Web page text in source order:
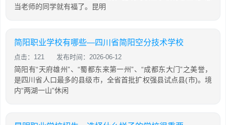
当老师的同学就有福了。昆明
简阳职业学校有哪些—四川省简阳空分技术学校
点击：121 发布时间：2026-06-12
简阳有“天府雄州”、“蜀都东来第一州”、“成都东大门”之美誉，
是四川省人口最多的县级市，全省首批扩权强县试点县(市)。境
内“两湖一山”休闲